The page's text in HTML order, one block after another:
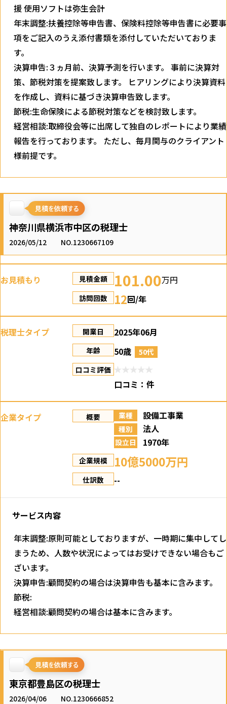
援 使用ソフトは弥生会計
年末調整:扶養控除等申告書、保険料控除等申告書に必要事
項をご記入のうえ添付書類を添付していただいておりま
す。
決算申告:３ヵ月前、決算予測を行います。 事前に決算対
策、節税対策を提案致します。 ヒアリングにより決算資料
を作成し、資料に基づき決算申告致します。
節税:生命保険による節税対策などを検討致します。
経営相談:取締役会等に出席して独自のレポートにより業績
報告を行っております。 ただし、毎月関与のクライアント
様前提です。
神奈川県横浜市中区の税理士
2026/05/12 NO.1230667109
お見積もり 見積金額 101.00万円
訪問回数 12回/年
税理士タイプ 開業日 2025年06月
年齢 50歳
50代
口コミ評価
口コミ：件
企業タイプ 概要 業種 設備工事業
種別 法人
設立日 1970年
企業規模 10億5000万円
仕訳数 --
サービス内容
年末調整:原則可能としておりますが、一時期に集中してし
まうため、人数や状況によってはお受けできない場合もご
ざいます。
決算申告:顧問契約の場合は決算申告も基本に含みます。
節税:
経営相談:顧問契約の場合は基本に含みます。
東京都豊島区の税理士
2026/04/06 NO.1230666852